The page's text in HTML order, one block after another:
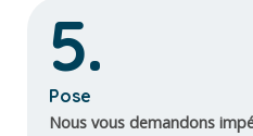
5.
Pose
Nous vous demandons